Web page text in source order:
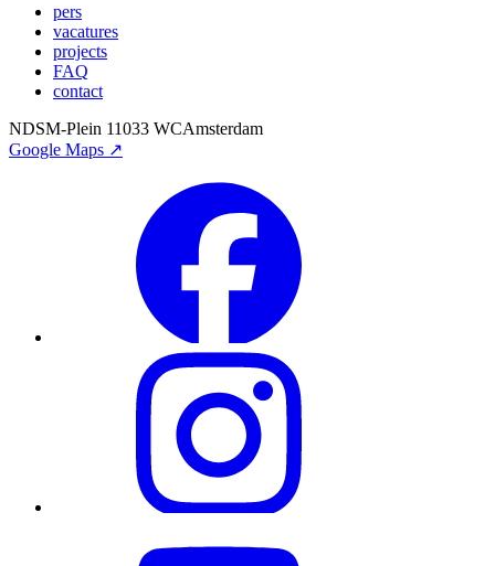
pers
vacatures
projects
FAQ
contact
NDSM-Plein 11033 WCAmsterdam
Google Maps ↗